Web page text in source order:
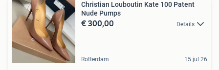
Christian Louboutin Kate 100 Patent
Nude Pumps
€ 300,00 Details
Rotterdam 15 jul 26